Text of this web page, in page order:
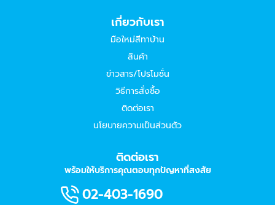
เกี่ยวกับเรา
มือใหม่สีทาบ้าน
สินค้า
ข่าวสาร/โปรโมชั่น
วิธีการสั่งซื้อ
ติดต่อเรา
นโยบายความเป็นส่วนตัว
ติดต่อเรา
พร้อมให้บริการคุณตอบทุกปัญหาที่สงสัย
02-403-1690